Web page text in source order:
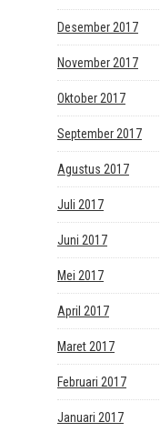
Desember 2017
November 2017
Oktober 2017
September 2017
Agustus 2017
Juli 2017
Juni 2017
Mei 2017
April 2017
Maret 2017
Februari 2017
Januari 2017